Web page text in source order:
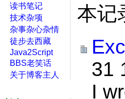
本记
31
I
读书笔记
技术杂项
杂事杂心杂情
徒步去西藏
Java2Script
BBS老笑话
关于博客主人